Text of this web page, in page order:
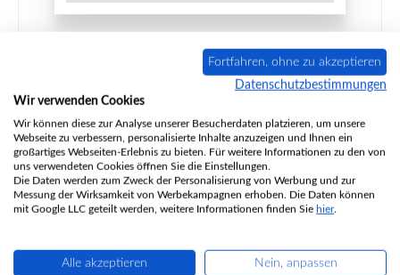
Justus Typ 922-50 Brennerring oben
Fortfahren, ohne zu akzeptieren
Datenschutzbestimmungen
Wir verwenden Cookies
Wir können diese zur Analyse unserer Besucherdaten platzieren, um unsere
Webseite zu verbessern, personalisierte Inhalte anzuzeigen und Ihnen ein
großartiges Webseiten-Erlebnis zu bieten. Für weitere Informationen zu den von
uns verwendeten Cookies öffnen Sie die Einstellungen.
Die Daten werden zum Zweck der Personalisierung von Werbung und zur
Messung der Wirksamkeit von Werbekampagnen erhoben. Die Daten können
mit Google LLC geteilt werden, weitere Informationen finden Sie hier.
Alle akzeptieren Nein, anpassen